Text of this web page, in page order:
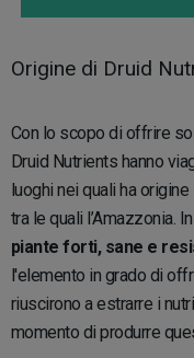
Origine di Druid
Con lo scopo di offrire
Druid Nutrients hanno
luoghi nei quali ha
tra le quali l’Amazzonia.
piante forti, sane e
l'elemento in grado di
riuscirono a estrarre i
momento di produrre